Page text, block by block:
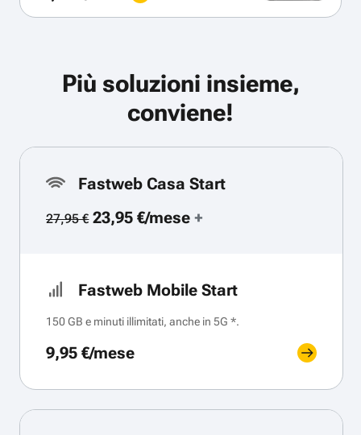
Più soluzioni insieme,
conviene!
Fastweb Casa Start
27,95 €23,95 €/mese+
Fastweb Mobile Start
150 GB e minuti illimitati, anche in 5G *.
9,95 €/mese